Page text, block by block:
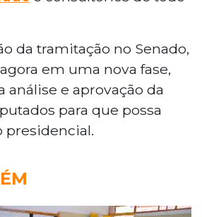
da tramitação no Senado,
em uma nova fase,
análise e aprovação da
para que possa
presidencial.